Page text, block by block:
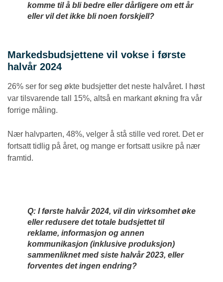
komme til å bli bedre eller dårligere om ett år
eller vil det ikke bli noen forskjell?
Markedsbudsjettene vil vokse i første
halvår 2024
26% ser for seg økte budsjetter det neste halvåret. I høst
var tilsvarende tall 15%, altså en markant økning fra vår
forrige måling.
Nær halvparten, 48%, velger å stå stille ved roret. Det er
fortsatt tidlig på året, og mange er fortsatt usikre på nær
framtid.
Q: I første halvår 2024, vil din virksomhet øke
eller redusere det totale budsjettet til
reklame, informasjon og annen
kommunikasjon (inklusive produksjon)
sammenliknet med siste halvår 2023, eller
forventes det ingen endring?